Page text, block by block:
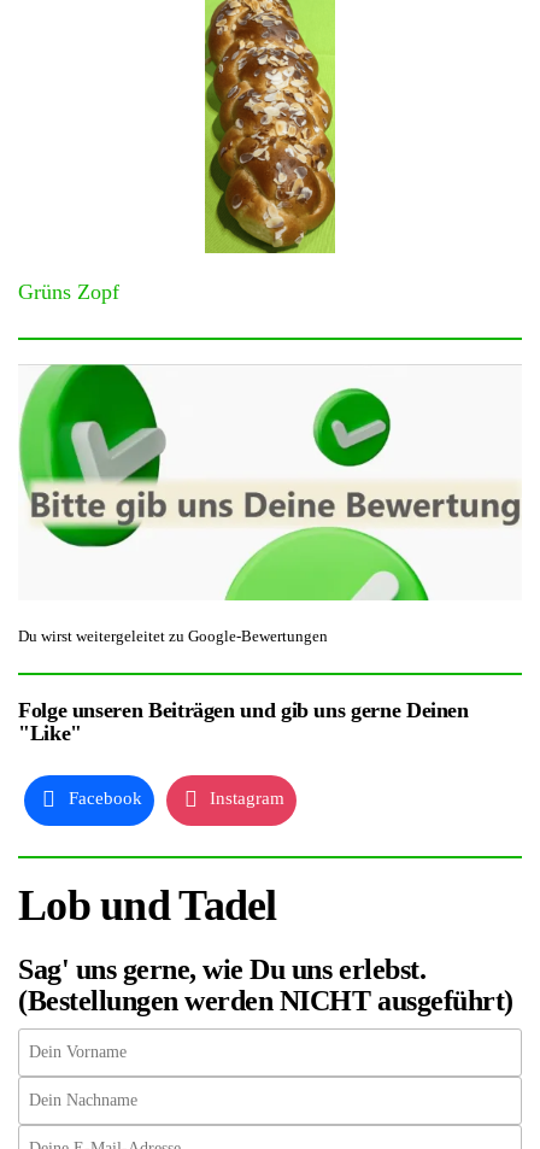
Grüns Zopf
Du wirst weitergeleitet zu Google-Bewertungen
Folge unseren Beiträgen und gib uns gerne Deinen
"Like"
Facebook Instagram
Lob und Tadel
Sag' uns gerne, wie Du uns erlebst.
(Bestellungen werden NICHT ausgeführt)